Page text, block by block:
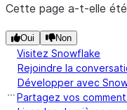
------------
Cette page a-t-elle
Oui Non
Visitez Snowflake
Rejoindre la
Développer avec
Partagez vos